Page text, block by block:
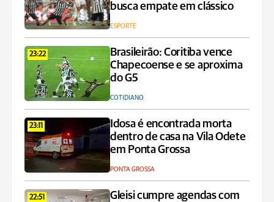
busca empate em clássico
ESPORTE
23:22
Brasileirão: Coritiba vence
Chapecoense e se aproxima
do G5
COTIDIANO
23:11
Idosa é encontrada morta
dentro de casa na Vila Odete
em Ponta Grossa
PONTA GROSSA
22:51
Gleisi cumpre agendas com